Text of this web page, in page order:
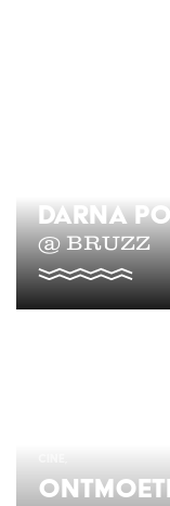
DARNA
@ BRUZZ